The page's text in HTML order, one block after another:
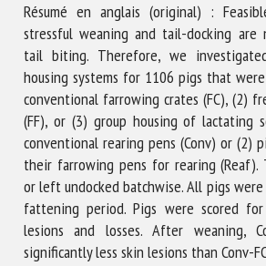
Résumé en anglais (original) :
stressful weaning and tail-docking
tail biting. Therefore, we
housing systems for 1106 pigs that
conventional farrowing crates (FC), (2)
(FF), or (3) group housing of lactating
conventional rearing pens (Conv) or (2)
their farrowing pens for rearing (Reaf).
or left undocked batchwise. All pigs
fattening period. Pigs were scored
lesions and losses. After weaning,
significantly less skin lesions than Conv-